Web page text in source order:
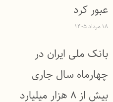
عبور كرد
۱۸ مرداد ۱۴۰۵
بانک ملی ایران در
چهارماه سال جاری
بیش از ۸ هزار میلیارد